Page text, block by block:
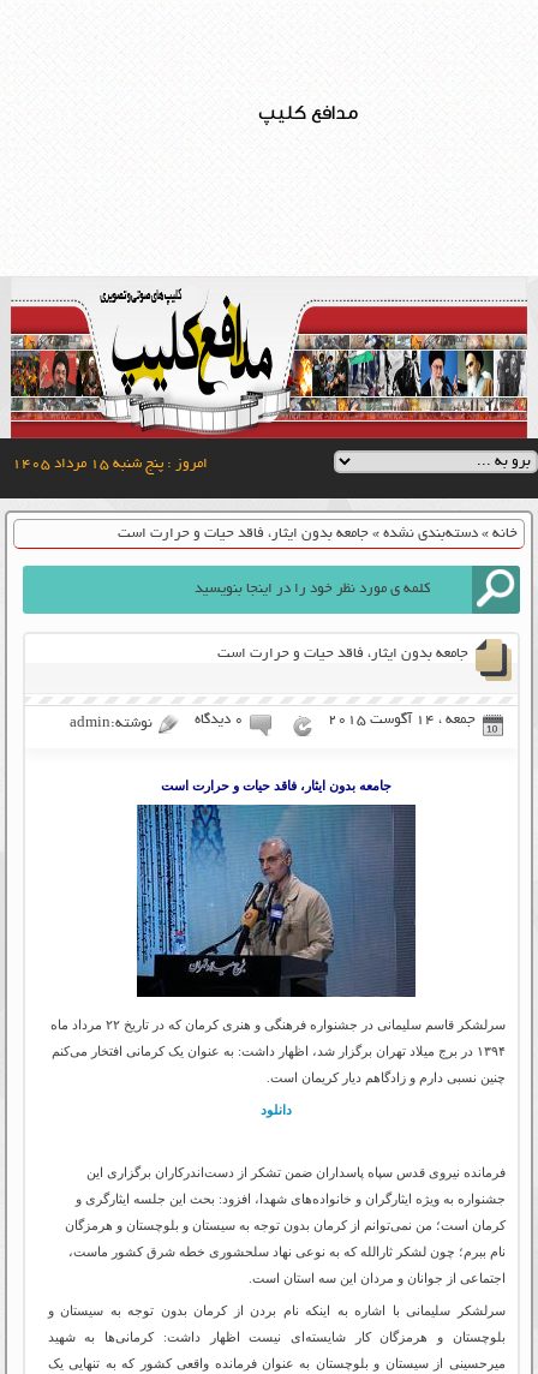
مدافع کلیپ
امروز : پنج شنبه ۱۵ مرداد ۱۴۰۵
خانه» دسته‌بندی نشده» جامعه بدون ایثار، فاقد حیات و حرارت است
جامعه بدون ایثار، فاقد حیات و حرارت است
جمعه ، 14 آگوست 2015 ۰ دیدگاه نوشته:admin
جامعه بدون ایثار، فاقد حیات و حرارت است
سرلشکر قاسم سلیمانی در جشنواره فرهنگی و هنری کرمان که در تاریخ ۲۲ مرداد ماه
۱۳۹۴ در برج میلاد تهران برگزار شد، اظهار داشت: به عنوان یک کرمانی افتخار می‌کنم
چنین نسبی دارم و زادگاهم دیار کریمان است.
دانلود
فرمانده نیروی قدس سپاه پاسداران ضمن تشکر از دست‌اندرکاران برگزاری این
جشنواره به ‌ویژه ایثارگران و خانواده‌های شهدا، افزود: بحث این جلسه ایثارگری و
کرمان است؛ من نمی‌توانم از کرمان بدون توجه به سیستان و بلوچستان و هرمزگان
نام ببرم؛ چون لشکر ثارالله که به نوعی نهاد سلحشوری خطه شرق کشور ماست،
اجتماعی از جوانان و مردان این سه استان است.
سرلشکر سلیمانی با اشاره به اینکه نام بردن از کرمان بدون توجه به سیستان و
بلوچستان و هرمزگان کار شایسته‌ای نیست اظهار داشت: کرمانی‌ها به شهید
میرحسینی از سیستان و بلوچستان به عنوان فرمانده واقعی کشور که به تنهایی یک